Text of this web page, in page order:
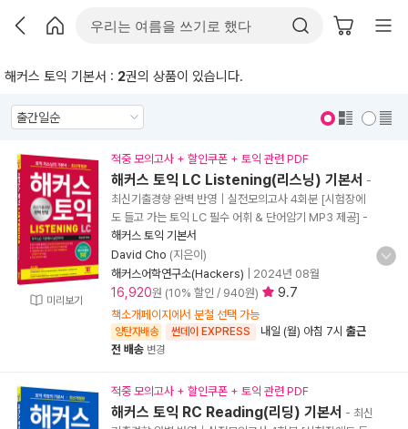
해커스 토익 기본서 : 2권의 상품이 있습니다.
미리보기
적중 모의고사 + 할인쿠폰 + 토익 관련 PDF
해커스 토익 LC Listening(리스닝) 기본서 -
최신기출경향 완벽 반영｜실전모의고사 4회분 [시험장에
도 들고 가는 토익 LC 필수 어휘 & 단어암기 MP3 제공] -
해커스 토익 기본서
David Cho (지은이)
해커스어학연구소(Hackers)
2024년 08월
16,920원 (10% 할인 / 940원) 9.7
책소개페이지에서 분철 선택 가능
양탄자배송 썬데이 EXPRESS 내일 (월) 아침 7시 출근
전 배송 변경
적중 모의고사 + 할인쿠폰 + 토익 관련 PDF
해커스 토익 RC Reading(리딩) 기본서 - 최신